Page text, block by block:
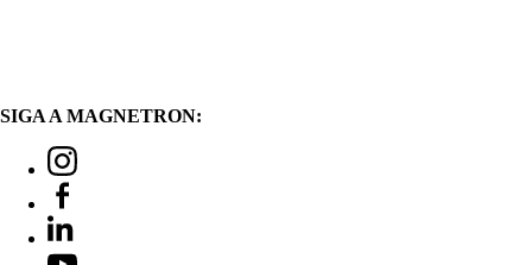
SIGA A MAGNETRON: